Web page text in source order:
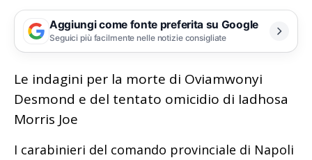
Aggiungi come fonte preferita su Google
Seguici più facilmente nelle notizie consigliate
Le indagini per la morte di Oviamwonyi
Desmond e del tentato omicidio di Iadhosa
Morris Joe
I carabinieri del comando provinciale di Napoli